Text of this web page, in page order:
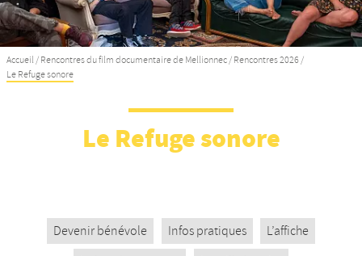
Projections
Se former
Nos productions et +
Accueil / Rencontres du film documentaire de Mellionnec / Rencontres 2026 /
Le Refuge sonore
Le Refuge sonore
Devenir bénévole Infos pratiques
L’affiche